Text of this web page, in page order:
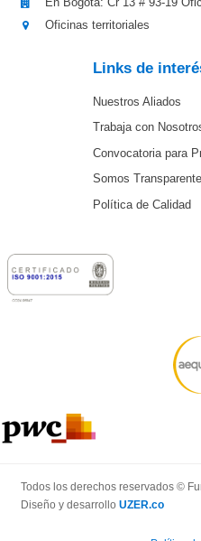
Oficinas territoriales
Links de
Nuestros Aliados
Trabaja con
Convocatoria para
Somos
Política de Calidad
Todos los derechos reservados ©
Diseño y desarrollo UZER.co